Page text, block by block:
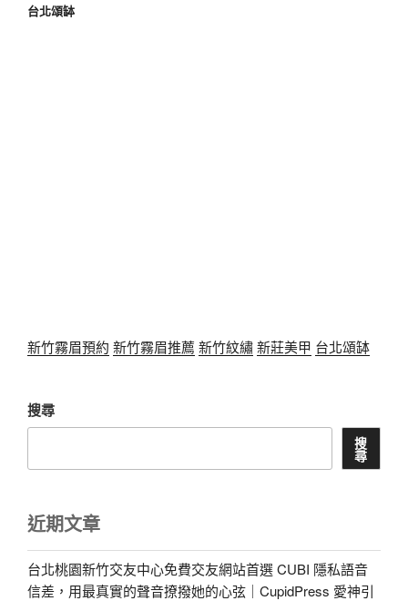
台北頌缽
新竹霧眉預約 新竹霧眉推薦 新竹紋繡新莊美甲 台北頌缽
搜尋
搜
尋
近期文章
台北桃園新竹交友中心免費交友網站首選 CUBI 隱私語音
信差，用最真實的聲音撩撥她的心弦｜CupidPress 愛神引